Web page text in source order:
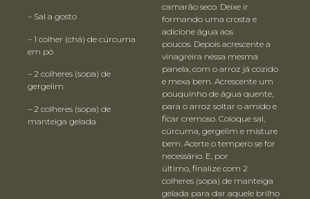
– Sal a gosto
– 1 colher (chá) de cúrcuma
em pó
– 2 colheres (sopa) de
gergelim
– 2 colheres (sopa) de
manteiga gelada
camarão seco. Deixe ir
formando uma crosta e
adicione água aos
poucos. Depois acrescente a
vinagreira nessa mesma
panela, com o arroz já cozido
e mexa bem. Acrescente um
pouquinho de água quente,
para o arroz soltar o amido e
ficar cremoso. Coloque sal,
cúrcuma, gergelim e misture
bem. Acerte o tempero se for
necessário. E, por
último, finalize com 2
colheres (sopa) de manteiga
gelada para dar aquele brilho